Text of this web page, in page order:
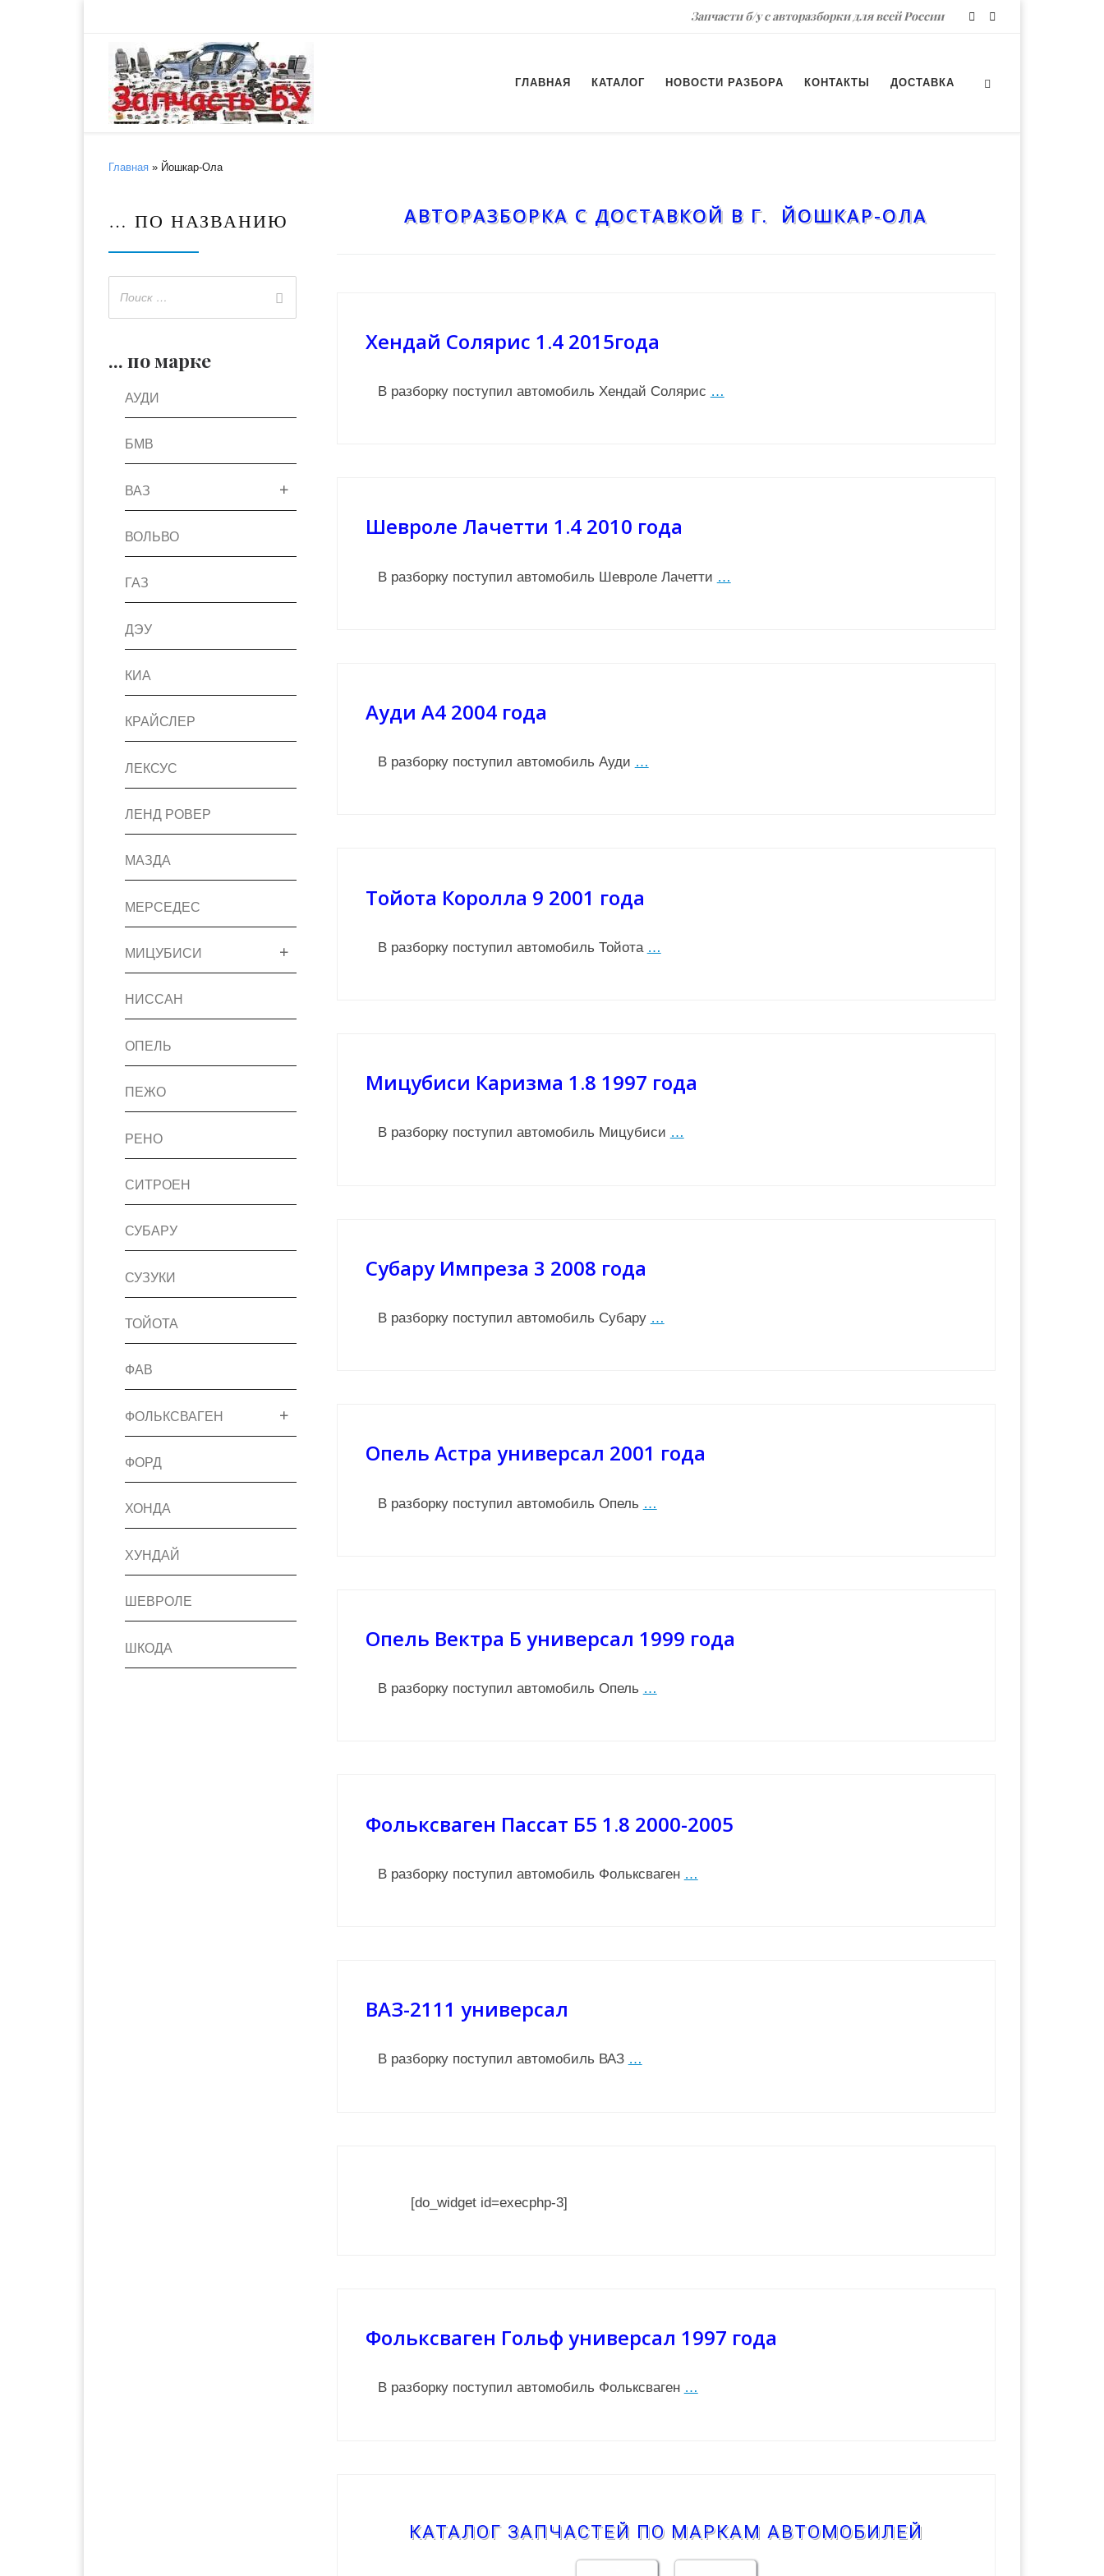
Запчасти б/у с авторазборки для всей России
ГЛАВНАЯ КАТАЛОГ НОВОСТИ РАЗБОРА КОНТАКТЫ ДОСТАВКА
Главная » Йошкар-Ола
АВТОРАЗБОРКА С ДОСТАВКОЙ В Г. ЙОШКАР-ОЛА
Хендай Солярис 1.4 2015года
В разборку поступил автомобиль Хендай Солярис …
Шевроле Лачетти 1.4 2010 года
В разборку поступил автомобиль Шевроле Лачетти …
Ауди А4 2004 года
В разборку поступил автомобиль Ауди …
Тойота Королла 9 2001 года
В разборку поступил автомобиль Тойота …
Мицубиси Каризма 1.8 1997 года
В разборку поступил автомобиль Мицубиси …
Субару Импреза 3 2008 года
В разборку поступил автомобиль Субару …
Опель Астра универсал 2001 года
В разборку поступил автомобиль Опель …
Опель Вектра Б универсал 1999 года
В разборку поступил автомобиль Опель …
Фольксваген Пассат Б5 1.8 2000-2005
В разборку поступил автомобиль Фольксваген …
ВАЗ-2111 универсал
В разборку поступил автомобиль ВАЗ …
[do_widget id=execphp-3]
Фольксваген Гольф универсал 1997 года
В разборку поступил автомобиль Фольксваген …
КАТАЛОГ ЗАПЧАСТЕЙ ПО МАРКАМ АВТОМОБИЛЕЙ
… ПО НАЗВАНИЮ
... по марке
АУДИ
БМВ
ВАЗ
ВОЛЬВО
ГАЗ
ДЭУ
КИА
КРАЙСЛЕР
ЛЕКСУС
ЛЕНД РОВЕР
МАЗДА
МЕРСЕДЕС
МИЦУБИСИ
НИССАН
ОПЕЛЬ
ПЕЖО
РЕНО
СИТРОЕН
СУБАРУ
СУЗУКИ
ТОЙОТА
ФАВ
ФОЛЬКСВАГЕН
ФОРД
ХОНДА
ХУНДАЙ
ШЕВРОЛЕ
ШКОДА